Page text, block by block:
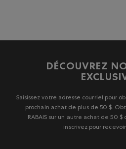
DÉCOUVREZ
Saisissez votre adresse courriel pour
prochain achat de plus de 50 $.
RABAIS sur un autre achat de 50 $
inscrivez pour